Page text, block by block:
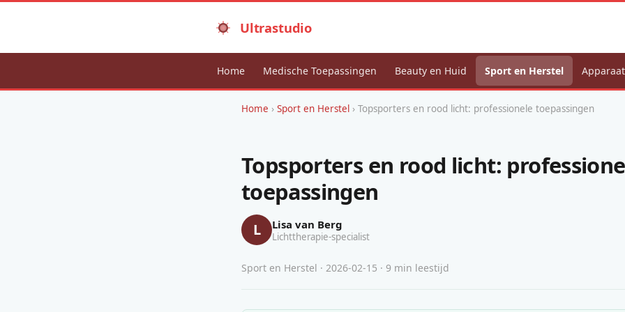
Ultrastudio
Home Medische Toepassingen Beauty en Huid Sport en Herstel
Home › Sport en Herstel › Topsporters en rood licht: professionele toepassingen
Topsporters en rood licht:
toepassingen
L Lisa van Berg
Lichttherapie-specialist
Sport en Herstel · 2026-02-15 · 9 min leestijd